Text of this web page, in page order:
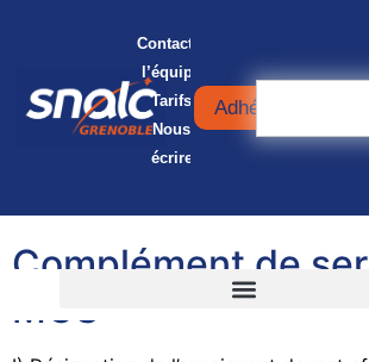
Contacter
l’équipe
Tarifs
Nous
écrire
Adhérer
Complément de
MCS